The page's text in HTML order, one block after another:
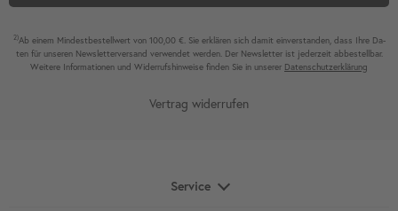
2)Ab einem Mindest­bestell­wert von 100,00 €. Sie erklären sich damit ein­ver­standen, dass Ihre Da­
ten für unseren News­letter­versand ver­wen­det werden. Der News­letter ist jeder­zeit ab­bestel­lbar.
Weitere Infor­mationen und Wider­rufshin­weise finden Sie in unserer Daten­schutz­erklärung
Vertrag widerrufen
Service